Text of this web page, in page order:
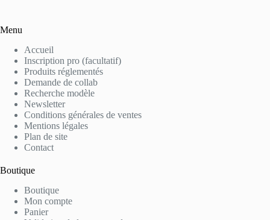
Menu
Accueil
Inscription pro (facultatif)
Produits réglementés
Demande de collab
Recherche modèle
Newsletter
Conditions générales de ventes
Mentions légales
Plan de site
Contact
Boutique
Boutique
Mon compte
Panier